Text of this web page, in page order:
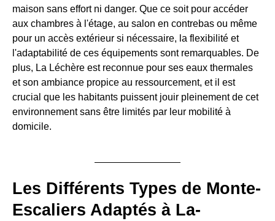
maison sans effort ni danger. Que ce soit pour accéder
aux chambres à l'étage, au salon en contrebas ou même
pour un accès extérieur si nécessaire, la flexibilité et
l'adaptabilité de ces équipements sont remarquables. De
plus, La Léchère est reconnue pour ses eaux thermales
et son ambiance propice au ressourcement, et il est
crucial que les habitants puissent jouir pleinement de cet
environnement sans être limités par leur mobilité à
domicile.
Les Différents Types de Monte-
Escaliers Adaptés à La-